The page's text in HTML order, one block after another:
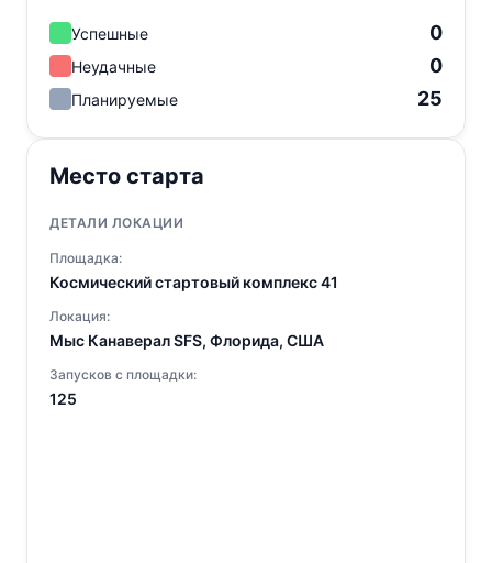
Успешные 0
Неудачные 0
Планируемые 25
Место старта
ДЕТАЛИ ЛОКАЦИИ
Площадка:
Космический стартовый комплекс 41
Локация:
Мыс Канаверал SFS, Флорида, США
Запусков с площадки:
125